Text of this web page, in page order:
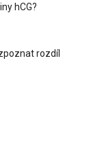
hCG?
rozdíl